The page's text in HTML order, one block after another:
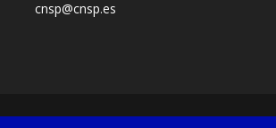
cnsp@cnsp.es